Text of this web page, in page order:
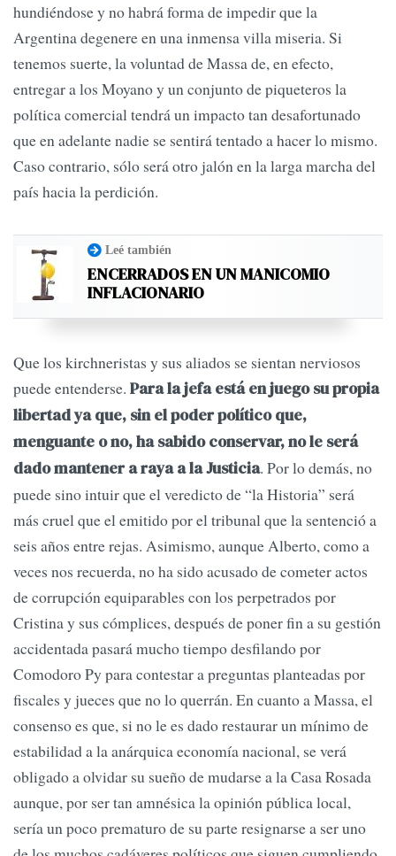
hundiéndose y no habrá forma de impedir que la
Argentina degenere en una inmensa villa miseria. Si
tenemos suerte, la voluntad de Massa de, en efecto,
entregar a los Moyano y un conjunto de piqueteros la
política comercial tendrá un impacto tan desafortunado
que en adelante nadie se sentirá tentado a hacer lo mismo.
Caso contrario, sólo será otro jalón en la larga marcha del
país hacia la perdición.
Leé también
ENCERRADOS EN UN MANICOMIO
INFLACIONARIO
Que los kirchneristas y sus aliados se sientan nerviosos
puede entenderse. Para la jefa está en juego su propia
libertad ya que, sin el poder político que,
menguante o no, ha sabido conservar, no le será
dado mantener a raya a la Justicia. Por lo demás, no
puede sino intuir que el veredicto de “la Historia” será
más cruel que el emitido por el tribunal que la sentenció a
seis años entre rejas. Asimismo, aunque Alberto, como a
veces nos recuerda, no ha sido acusado de cometer actos
de corrupción equiparables con los perpetrados por
Cristina y sus cómplices, después de poner fin a su gestión
accidentada pasará mucho tiempo desfilando por
Comodoro Py para contestar a preguntas planteadas por
fiscales y jueces que no lo querrán. En cuanto a Massa, el
consenso es que, si no le es dado restaurar un mínimo de
estabilidad a la anárquica economía nacional, se verá
obligado a olvidar su sueño de mudarse a la Casa Rosada
aunque, por ser tan amnésica la opinión pública local,
sería un poco prematuro de su parte resignarse a ser uno